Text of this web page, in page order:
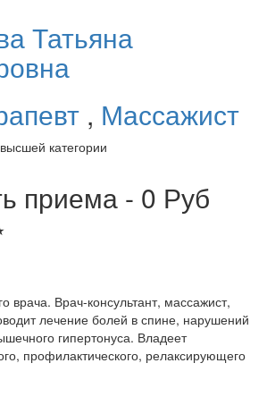
Татьяна
, Массажист
категории
приема - 0 Руб
врача. Врач-консультант, массажист,
лечение болей в спине, нарушений
гипертонуса. Владеет
профилактического, релаксирующего